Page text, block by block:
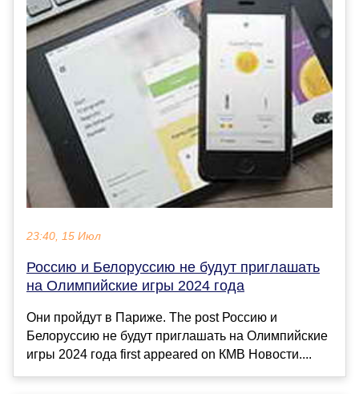
23:40, 15 Июл
Россию и Белоруссию не будут приглашать
на Олимпийские игры 2024 года
Они пройдут в Париже. The post Россию и
Белоруссию не будут приглашать на Олимпийские
игры 2024 года first appeared on КМВ Новости....